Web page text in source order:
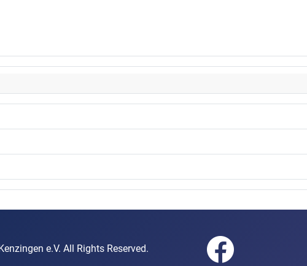
Kenzingen e.V. All Rights Reserved.